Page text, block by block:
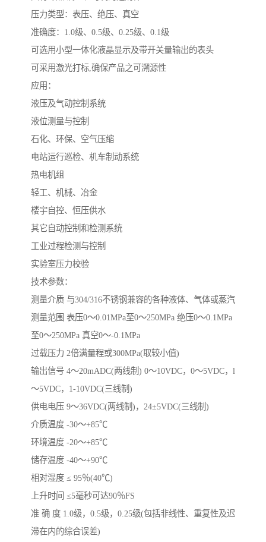
压力类型：表压、绝压、真空
准确度：1.0级、0.5级、0.25级、0.1级
可选用小型一体化液晶显示及带开关量输出的表头
可采用激光打标,确保产品之可溯源性
应用：
液压及气动控制系统
液位测量与控制
石化、环保、空气压缩
电站运行巡检、机车制动系统
热电机组
轻工、机械、冶金
楼宇自控、恒压供水
其它自动控制和检测系统
工业过程检测与控制
实验室压力校验
技术参数：
测量介质 与304/316不锈钢兼容的各种液体、气体或蒸汽
测量范围 表压0～0.01MPa至0～250MPa 绝压0～0.1MPa
至0～250MPa 真空0～-0.1MPa
过载压力 2倍满量程或300MPa(取较小值)
输出信号 4～20mADC(两线制) 0～10VDC，0～5VDC，l
～5VDC，1-10VDC(三线制)
供电电压 9～36VDC(两线制)，24±5VDC(三线制)
介质温度 -30～+85℃
环境温度 -20～+85℃
储存温度 -40～+90℃
相对湿度 ≤ 95％(40℃)
上升时间 ≤5毫秒可达90％FS
准 确 度 1.0级，0.5级，0.25级(包括非线性、重复性及迟
滞在内的综合误差)